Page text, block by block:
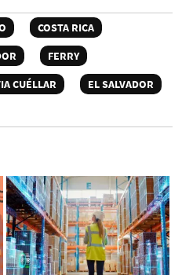
COSTA RICA
FERRY
CUÉLLAR
EL SALVADOR